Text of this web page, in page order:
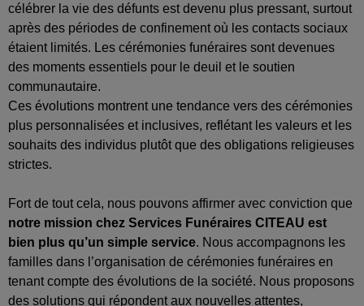
célébrer la vie des défunts est devenu plus pressant, surtout
après des périodes de confinement où les contacts sociaux
étaient limités. Les cérémonies funéraires sont devenues
des moments essentiels pour le deuil et le soutien
communautaire.
Ces évolutions montrent une tendance vers des cérémonies
plus personnalisées et inclusives, reflétant les valeurs et les
souhaits des individus plutôt que des obligations religieuses
strictes.
Fort de tout cela, nous pouvons affirmer avec conviction que
notre mission chez Services Funéraires CITEAU est
bien plus qu’un simple service. Nous accompagnons les
familles dans l’organisation de cérémonies funéraires en
tenant compte des évolutions de la société. Nous proposons
des solutions qui répondent aux nouvelles attentes,